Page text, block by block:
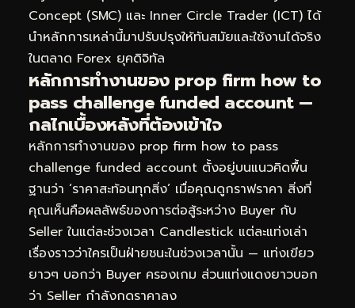
Concept (SMC) และ Inner Circle Trader (ICT) ได้
นำหลักการเหล่านี้มาปรับปรุงให้ทันสมัยและใช้งานได้จริง
ในตลาด Forex ยุคดิจิทัล
หลักการทำงานของ prop firm how to
pass challenge funded account —
กลไกเบื้องหลังที่ต้องเข้าใจ
หลักการทำงานของ prop firm how to pass
challenge funded account ตั้งอยู่บนแนวคิดพื้น
ฐานว่า ‘ราคาสะท้อนทุกสิ่ง’ เมื่อคุณดูกราฟราคา สิ่งที่
คุณเห็นคือผลลัพธ์ของการต่อสู้ระหว่าง Buyer กับ
Seller ในแต่ละช่วงเวลา Candlestick แต่ละแท่งเล่า
เรื่องราวว่าใครเป็นฝ่ายชนะในช่วงเวลานั้น — แท่งเขียว
ยาวๆ บอกว่า Buyer ครองเกม ส่วนแท่งแดงยาวบอก
ว่า Seller กำลังกดราคาลง